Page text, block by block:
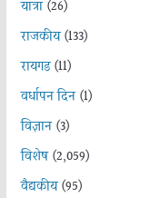
यात्रा(26)
राजकीय(133)
रायगड(11)
वर्धापन दिन(1)
विज्ञान(3)
विशेष(2,059)
वैद्यकीय(95)